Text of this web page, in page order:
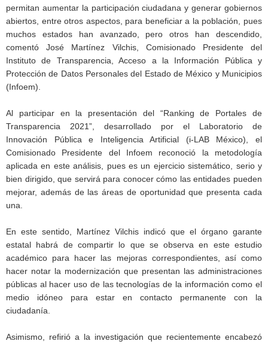
permitan aumentar la participación ciudadana y generar gobiernos
abiertos, entre otros aspectos, para beneficiar a la población, pues
muchos estados han avanzado, pero otros han descendido,
comentó José Martínez Vilchis, Comisionado Presidente del
Instituto de Transparencia, Acceso a la Información Pública y
Protección de Datos Personales del Estado de México y Municipios
(Infoem).
Al participar en la presentación del “Ranking de Portales de
Transparencia 2021”, desarrollado por el Laboratorio de
Innovación Pública e Inteligencia Artificial (i-LAB México), el
Comisionado Presidente del Infoem reconoció la metodología
aplicada en este análisis, pues es un ejercicio sistemático, serio y
bien dirigido, que servirá para conocer cómo las entidades pueden
mejorar, además de las áreas de oportunidad que presenta cada
una.
En este sentido, Martínez Vilchis indicó que el órgano garante
estatal habrá de compartir lo que se observa en este estudio
académico para hacer las mejoras correspondientes, así como
hacer notar la modernización que presentan las administraciones
públicas al hacer uso de las tecnologías de la información como el
medio idóneo para estar en contacto permanente con la
ciudadanía.
Asimismo, refirió a la investigación que recientemente encabezó